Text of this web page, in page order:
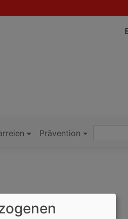
Prävention